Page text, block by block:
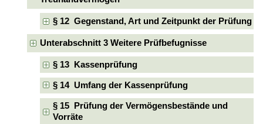
§ 12 Gegenstand, Art und Zeitpunkt der Prüfung
Unterabschnitt 3 Weitere Prüfbefugnisse
§ 13 Kassenprüfung
§ 14 Umfang der Kassenprüfung
§ 15 Prüfung der Vermögensbestände und
Vorräte